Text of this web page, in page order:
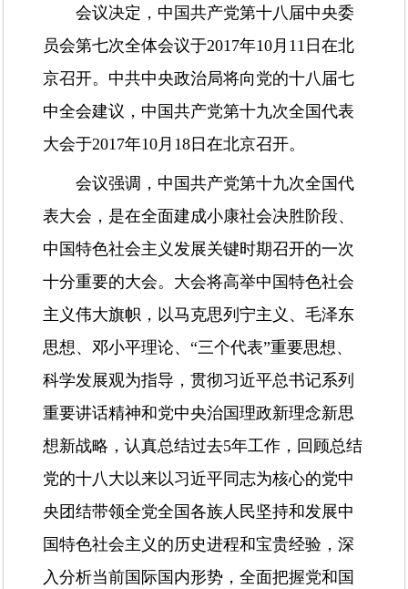
会议决定，中国共产党第十八届中央委
员会第七次全体会议于2017年10月11日在北
京召开。中共中央政治局将向党的十八届七
中全会建议，中国共产党第十九次全国代表
大会于2017年10月18日在北京召开。
会议强调，中国共产党第十九次全国代
表大会，是在全面建成小康社会决胜阶段、
中国特色社会主义发展关键时期召开的一次
十分重要的大会。大会将高举中国特色社会
主义伟大旗帜，以马克思列宁主义、毛泽东
思想、邓小平理论、“三个代表”重要思想、
科学发展观为指导，贯彻习近平总书记系列
重要讲话精神和党中央治国理政新理念新思
想新战略，认真总结过去5年工作，回顾总结
党的十八大以来以习近平同志为核心的党中
央团结带领全党全国各族人民坚持和发展中
国特色社会主义的历史进程和宝贵经验，深
入分析当前国际国内形势，全面把握党和国